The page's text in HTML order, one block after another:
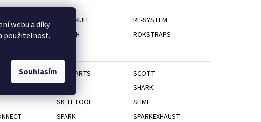
webu a díky
použitelnost.
Souhlasím
RBW SKULL
RE-SYSTEM
RETECH
ROKSTRAPS
SBW PARTS
SCOTT
SHARK
SKELETOOL
SLIME
SPARK
SPARKEXHAUST